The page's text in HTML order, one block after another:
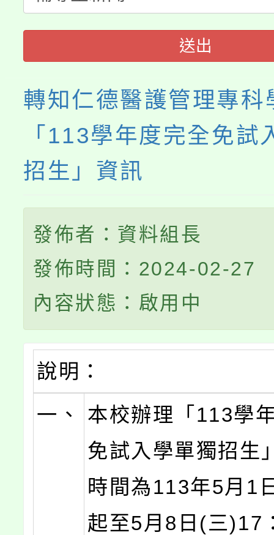
送出
轉知仁德醫護管理專科
「113學年度完全免試
招生」資訊
發佈者：資料組長
發佈時間：2024-02-27
內容狀態：啟用中
說明：
一、
本校辦理「113學
免試入學單獨招生
時間為113年5月1
起至5月8日(三)17